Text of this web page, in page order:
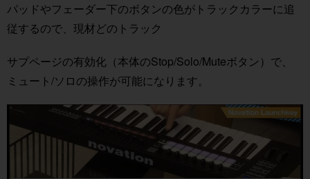
パッドやフェーダー下のボタンの色がトラックカラーに追
従するので、現材どのトラック
サプページの有効化（本体のStop/Solo/Muteボタン）で、
ミュート/ソロの操作が可能になります。